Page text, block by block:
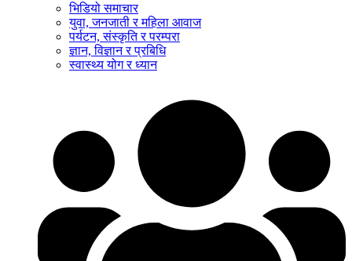
भिडियो समाचार
युवा, जनजाती र महिला आवाज
पर्यटन, संस्कृति र परम्परा
ज्ञान, विज्ञान र प्रबिधि
स्वास्थ्य योग र ध्यान